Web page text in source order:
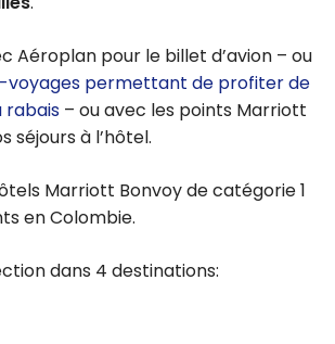
Aéroplan pour le billet d’avion – ou
voyages permettant de profiter de
rabais – ou avec les points Marriott
séjours à l’hôtel.
Marriott Bonvoy de catégorie 1
en Colombie.
dans 4 destinations: